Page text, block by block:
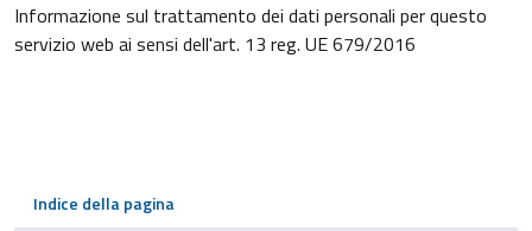
Informazione sul trattamento dei dati personali per questo
servizio web ai sensi dell'art. 13 reg. UE 679/2016
Indice della pagina